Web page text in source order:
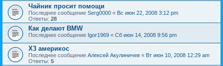
Чайник просит помощи
Последнее сообщение Serg0000 « Вс июн 22, 2008 3:12 pm
Ответы: 28
Как делают BMW
Последнее сообщение Igor1969 « Сб июн 14, 2008 9:56 pm
X3 америкос
Последнее сообщение Алексей Акулиничев « Вт июн 10, 2008 12:29 am
Ответы: 5